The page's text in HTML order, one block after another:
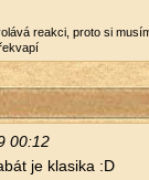
re­ak­ci, proto si
00:12
je kla­si­ka :D